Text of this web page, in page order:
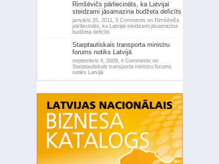
Rimšēvičs pārliecināts, ka Latvijai
steidzami jāsamazina budžeta deficīts
janvāris 25, 2011, 5 Comments on Rimšēvičs
pārliecināts, ka Latvijai steidzami jāsamazina
budžeta deficīts
Starptautiskais transporta ministru
forums notiks Latvijā
septembris 4, 2009, 4 Comments on
Starptautiskais transporta ministru forums
notiks Latvijā